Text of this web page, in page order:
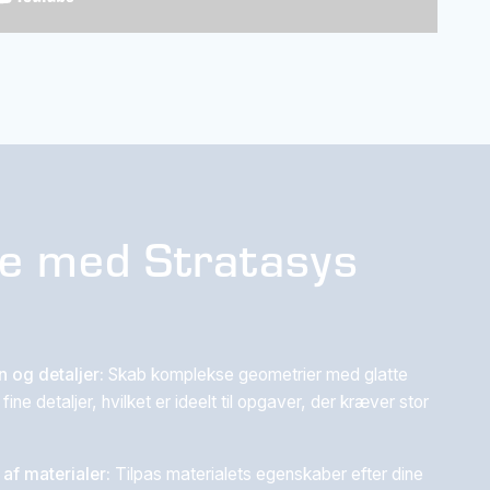
med Stratasys
og detaljer: Skab komplekse geometrier med glatte
detaljer, hvilket er ideelt til opgaver, der kræver stor
materialer: Tilpas materialets egenskaber efter dine